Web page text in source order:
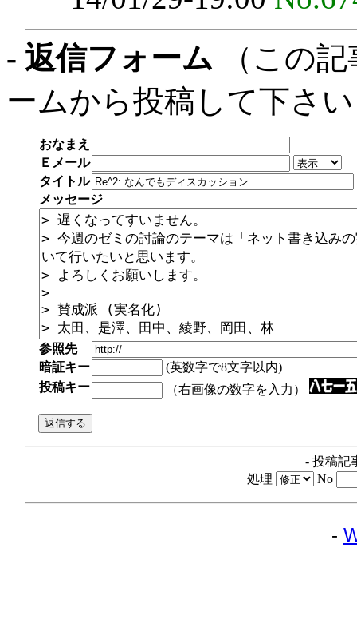
- 返信フォーム （この
ームから投稿して下さ
おなまえ
Ｅメール
タイトル
メッセージ
参照先
暗証キー
(英数字で8文字以内)
投稿キー
（右画像の数字を入力）
- 投稿記
処理
No
-